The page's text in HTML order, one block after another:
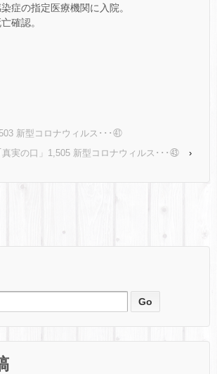
症の指定医療機関に入院。
確認。
新型コロナウィルス･･･㊶
｢真実の口」1,505 新型コロナウィルス･･･㊸
›